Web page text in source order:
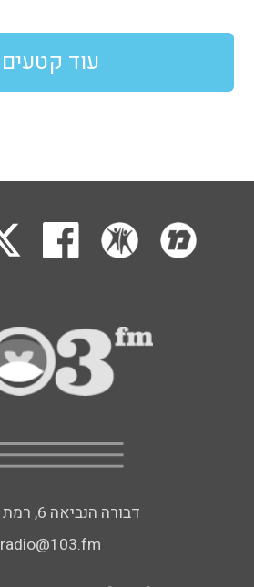
עוד קטעים
דבורה הנביאה 6, רמת השרון
radio@103.fm